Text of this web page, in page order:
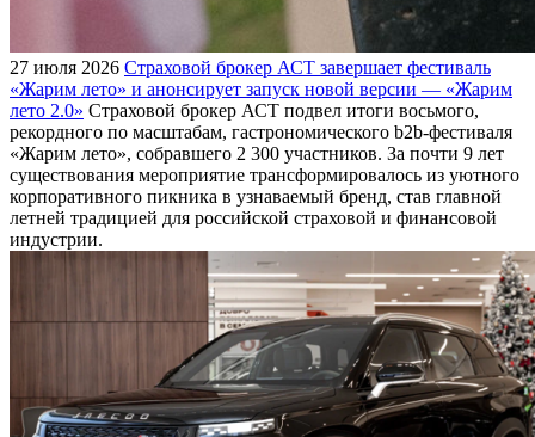
27 июля 2026 Страховой брокер АСТ завершает фестиваль
«Жарим лето» и анонсирует запуск новой версии — «Жарим
лето 2.0» Страховой брокер АСТ подвел итоги восьмого,
рекордного по масштабам, гастрономического b2b-фестиваля
«Жарим лето», собравшего 2 300 участников. За почти 9 лет
существования мероприятие трансформировалось из уютного
корпоративного пикника в узнаваемый бренд, став главной
летней традицией для российской страховой и финансовой
индустрии.